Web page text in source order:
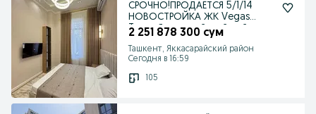
СРОЧНО!ПРОДАЁТСЯ 5/1/14
НОВОСТРОЙКА ЖК Vegas
Tower Яккасарайский райо
2 251 878 300 сум
Ташкент, Яккасарайский район
Сегодня в 16:59
105